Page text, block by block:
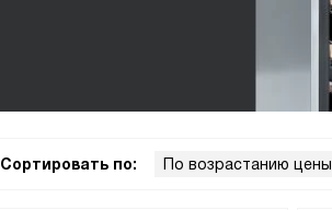
Сортировать по: По возрастанию цены